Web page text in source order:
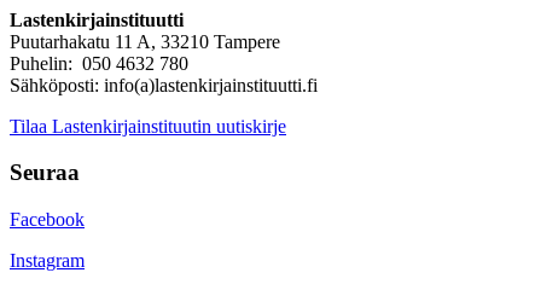
Lastenkirjainstituutti
Puutarhakatu 11 A, 33210 Tampere
Puhelin: 050 4632 780
Sähköposti: info(a)lastenkirjainstituutti.fi
Tilaa Lastenkirjainstituutin uutiskirje
Seuraa
Facebook
Instagram